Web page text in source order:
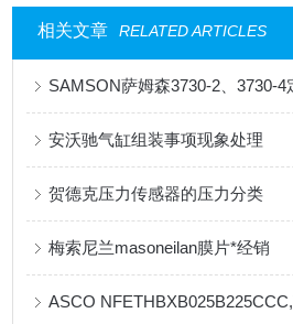
相关文章 RELATED ARTICLES
SAMSON萨姆森3730-2、3730-
安沃驰气缸组装事项现象处理
贺德克压力传感器的压力分类
梅索尼兰masoneilan膜片*经销